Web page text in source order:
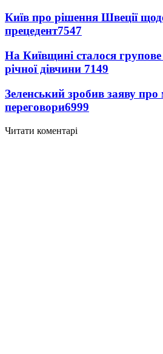
Київ про рішення Швеції
прецедент7547
На Київщині сталося
річної дівчини 7149
Зеленський зробив заяву про
переговори6999
Читати коментарі